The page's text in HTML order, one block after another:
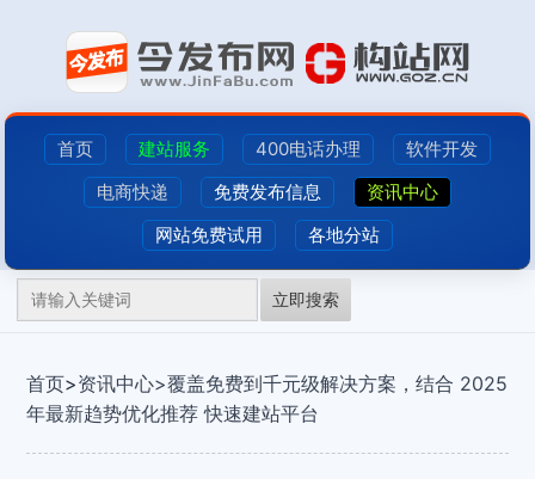
首页 建站服务 400电话办理
软件开发
电商快递
免费发布信息
资讯中心
网站免费试用
各地分站
立即搜索
首页>资讯中心>覆盖免费到千元级解决方案，结合 2025
年最新趋势优化推荐 快速建站平台